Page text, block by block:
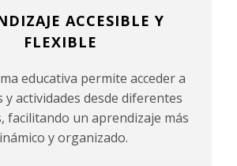
ACCESIBLE Y
FLEXIBLE
educativa permite acceder a
y actividades desde diferentes
facilitando un aprendizaje más
y organizado.